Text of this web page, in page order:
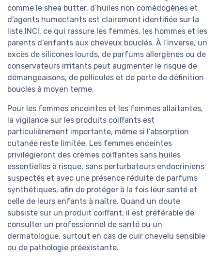
comme le shea butter, d’huiles non comédogènes et
d’agents humectants est clairement identifiée sur la
liste INCI, ce qui rassure les femmes, les hommes et les
parents d’enfants aux cheveux bouclés. À l’inverse, un
excès de silicones lourds, de parfums allergènes ou de
conservateurs irritants peut augmenter le risque de
démangeaisons, de pellicules et de perte de définition
boucles à moyen terme.
Pour les femmes enceintes et les femmes allaitantes,
la vigilance sur les produits coiffants est
particulièrement importante, même si l’absorption
cutanée reste limitée. Les femmes enceintes
privilégieront des crèmes coiffantes sans huiles
essentielles à risque, sans perturbateurs endocriniens
suspectés et avec une présence réduite de parfums
synthétiques, afin de protéger à la fois leur santé et
celle de leurs enfants à naître. Quand un doute
subsiste sur un produit coiffant, il est préférable de
consulter un professionnel de santé ou un
dermatologue, surtout en cas de cuir chevelu sensible
ou de pathologie préexistante.